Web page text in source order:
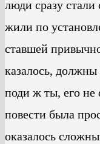
люди сразу
жили по
ставшей
казалось,
поди ж ты, его не
повести была
оказалось